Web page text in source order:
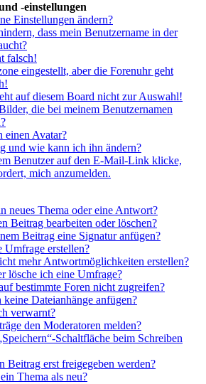
-einstellungen
Einstellungen ändern?
dass mein Benutzername in der
falsch!
eingestellt, aber die Forenuhr geht
auf diesem Board nicht zur Auswahl!
die bei meinem Benutzernamen
einen Avatar?
und wie kann ich ihn ändern?
Benutzer auf den E-Mail-Link klicke,
mich anzumelden.
neues Thema oder eine Antwort?
Beitrag bearbeiten oder löschen?
Beitrag eine Signatur anfügen?
Umfrage erstellen?
mehr Antwortmöglichkeiten erstellen?
lösche ich eine Umfrage?
bestimmte Foren nicht zugreifen?
Dateianhänge anfügen?
verwarnt?
den Moderatoren melden?
Schaltfläche beim Schreiben
Beitrag erst freigegeben werden?
Thema als neu?